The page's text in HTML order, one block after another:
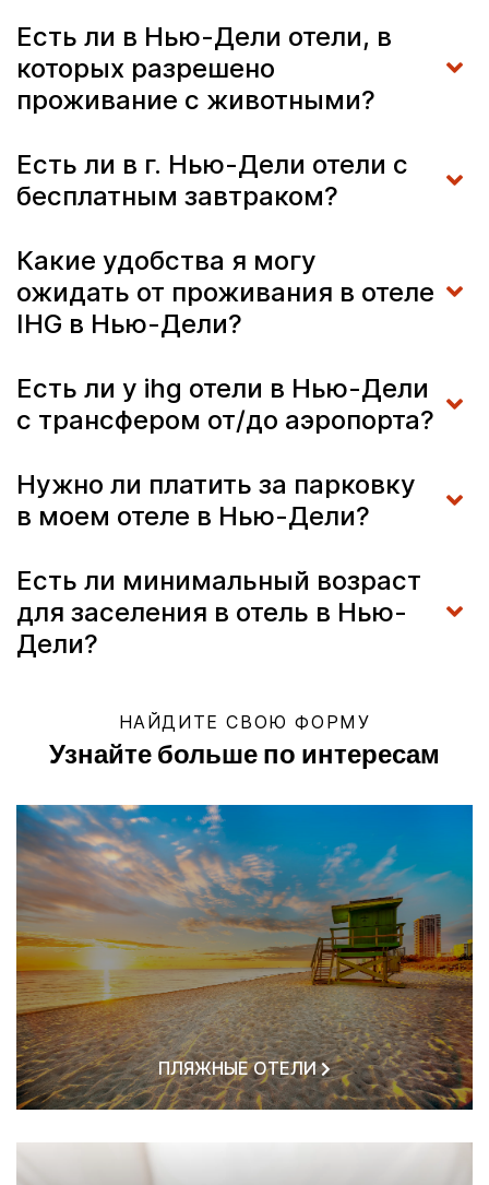
Есть ли в Нью-Дели отели, в
которых разрешено
проживание с животными?
Есть ли в г. Нью-Дели отели с
бесплатным завтраком?
Какие удобства я могу
ожидать от проживания в отеле
IHG в Нью-Дели?
Есть ли у ihg отели в Нью-Дели
с трансфером от/до аэропорта?
Нужно ли платить за парковку
в моем отеле в Нью-Дели?
Есть ли минимальный возраст
для заселения в отель в Нью-
Дели?
НАЙДИТЕ СВОЮ ФОРМУ
Узнайте больше по интересам
ПЛЯЖНЫЕ ОТЕЛИ